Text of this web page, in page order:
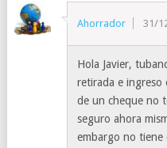
Ahorrador 31/
Hola Javier,
retirada e ingreso
de un cheque no
seguro ahora
embargo no tiene